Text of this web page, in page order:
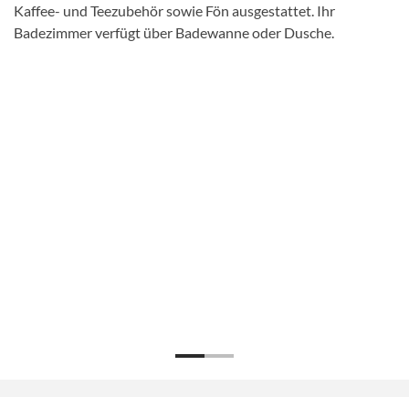
Kaffee- und Teezubehör sowie Fön ausgestattet. Ihr
Badezimmer verfügt über Badewanne oder Dusche.